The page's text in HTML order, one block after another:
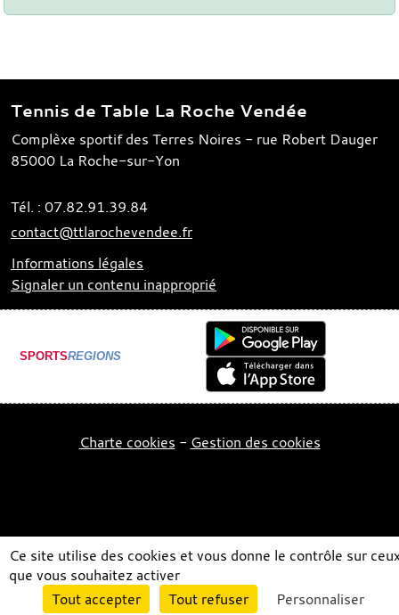
Tennis de Table La Roche Vendée
Complèxe sportif des Terres Noires - rue Robert Dauger
85000 La Roche-sur-Yon
Tél. : 07.82.91.39.84
contact@ttlarochevendee.fr
Informations légales
Signaler un contenu inapproprié
SPORTSREGIONS
Charte cookies Gestion des cookies
Envie de participer ? Connexion
Ce site utilise des cookies et vous donne le contrôle sur
que vous souhaitez activer
Tout accepter
Tout refuser Personnaliser